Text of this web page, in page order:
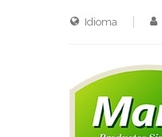
Idioma